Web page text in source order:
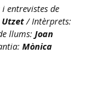
entrevistes de
/ Intèrprets:
llums: Joan
Mònica